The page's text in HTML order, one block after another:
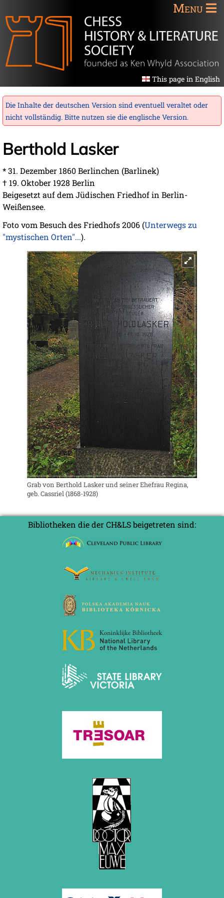
Menu
This page in English
Die Inhalte der deutschen Version sind eventuell veraltet oder
nicht vollständig. Bitte nutzen sie die englische Version.
Berthold Lasker
* 31. Dezember 1860 Berlinchen (Barlinek)
† 19. Oktober 1928 Berlin
Beigesetzt auf dem Jüdischen Friedhof in Berlin-
Weißensee.
Foto vom Besuch des Friedhofs 2006 (Unterwegs zu
"mystischen Orten"...).
Grab von Berthold Lasker und seiner Ehefrau Regina,
geb. Cassriel (1868-1928)
Bibliotheken die der CH&LS beigetreten sind: